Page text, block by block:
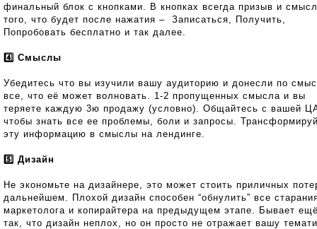
финальный блок с кнопками. В кнопках всегда призыв и смысл
того, что будет после нажатия – Записаться, Получить,
Попробовать бесплатно и так далее.
4️⃣ Смыслы
Убедитесь что вы изучили вашу аудиторию и донесли по
все, что её может волновать. 1-2 пропущенных смысла и вы
теряете каждую 3ю продажу (условно). Общайтесь с вашей
чтобы знать все ее проблемы, боли и запросы.
эту информацию в смыслы на лендинге.
5️⃣ Дизайн
Не экономьте на дизайнере, это может стоить приличных
дальнейшем. Плохой дизайн способен “обнулить” все
маркетолога и копирайтера на предыдущем этапе. Бывает
так, что дизайн неплох, но он просто не отражает вашу